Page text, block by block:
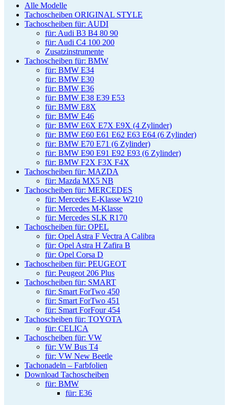
Alle Modelle
Tachoscheiben ORIGINAL STYLE
Tachoscheiben für: AUDI
für: Audi B3 B4 80 90
für: Audi C4 100 200
Zusatzinstrumente
Tachoscheiben für: BMW
für: BMW E34
für: BMW E30
für: BMW E36
für: BMW E38 E39 E53
für: BMW E8X
für: BMW E46
für: BMW E6X E7X E9X (4 Zylinder)
für: BMW E60 E61 E62 E63 E64 (6 Zylinder)
für: BMW E70 E71 (6 Zylinder)
für: BMW E90 E91 E92 E93 (6 Zylinder)
für: BMW F2X F3X F4X
Tachoscheiben für: MAZDA
für: Mazda MX5 NB
Tachoscheiben für: MERCEDES
für: Mercedes E-Klasse W210
für: Mercedes M-Klasse
für: Mercedes SLK R170
Tachoscheiben für: OPEL
für: Opel Astra F Vectra A Calibra
für: Opel Astra H Zafira B
für: Opel Corsa D
Tachoscheiben für: PEUGEOT
für: Peugeot 206 Plus
Tachoscheiben für: SMART
für: Smart ForTwo 450
für: Smart ForTwo 451
für: Smart ForFour 454
Tachoscheiben für: TOYOTA
für: CELICA
Tachoscheiben für: VW
für: VW Bus T4
für: VW New Beetle
Tachonadeln – Farbfolien
Download Tachoscheiben
für: BMW
für: E36